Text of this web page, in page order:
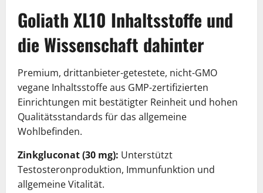
Goliath XL10 Inhaltsstoffe und
die Wissenschaft dahinter
Premium, drittanbieter-getestete, nicht-GMO
vegane Inhaltsstoffe aus GMP-zertifizierten
Einrichtungen mit bestätigter Reinheit und hohen
Qualitätsstandards für das allgemeine
Wohlbefinden.
Zinkgluconat (30 mg): Unterstützt
Testosteronproduktion, Immunfunktion und
allgemeine Vitalität.